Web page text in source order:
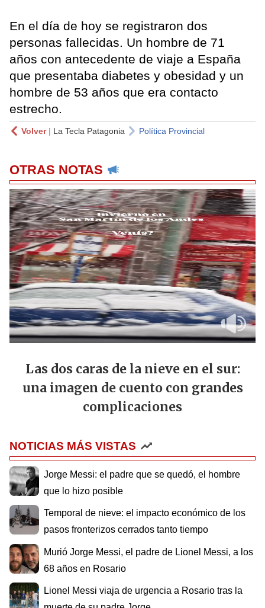
En el día de hoy se registraron dos
personas fallecidas. Un hombre de 71
años con antecedente de viaje a España
que presentaba diabetes y obesidad y un
hombre de 53 años que era contacto
estrecho.
Volver| La Tecla Patagonia Política Provincial
OTRAS NOTAS
Las dos caras de la nieve en el sur:
una imagen de cuento con grandes
complicaciones
NOTICIAS MÁS VISTAS
Jorge Messi: el padre que se quedó, el hombre
que lo hizo posible
Temporal de nieve: el impacto económico de los
pasos fronterizos cerrados tanto tiempo
Murió Jorge Messi, el padre de Lionel Messi, a los
68 años en Rosario
Lionel Messi viaja de urgencia a Rosario tras la